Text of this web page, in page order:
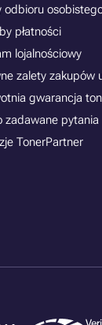
odbioru
płatności
lojalnościowy
zalety zakupów
gwarancja
zadawane pytania
TonerPartner